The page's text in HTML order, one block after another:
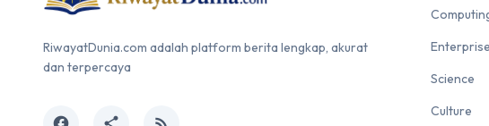
RiwayatDunia.com adalah platform berita lengkap, akurat
dan terpercaya
Enterprise
Science
Culture